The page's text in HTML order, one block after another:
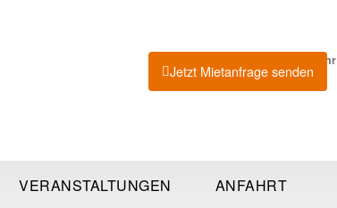
Sonntag 9. August 2026 9:18 Uhr
Jetzt Mietanfrage senden
VERANSTALTUNGEN ANFAHRT